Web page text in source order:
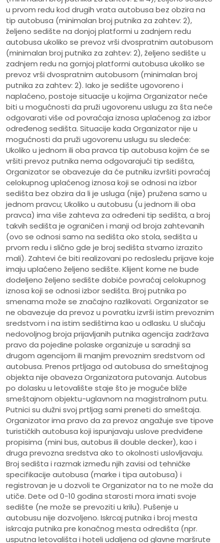
u prvom redu kod drugih vrata autobusa bez obzira na
tip autobusa (minimalan broj putnika za zahtev: 2),
željeno sedište na donjoj platformi u zadnjem redu
autobusa ukoliko se prevoz vrši dvospratnim autobusom
(minimalan broj putnika za zahtev: 2), željeno sedište u
zadnjem redu na gornjoj platformi autobusa ukoliko se
prevoz vrši dvospratnim autobusom (minimalan broj
putnika za zahtev: 2). Iako je sedište ugovoreno i
naplaćeno, postoje situacije u kojima Organizator neće
biti u mogućnosti da pruži ugovorenu uslugu za šta neće
odgovarati više od povraćaja iznosa uplaćenog za izbor
određenog sedišta. Situacije kada Organizator nije u
mogućnosti da pruži ugovorenu uslugu su sledeće:
Ukoliko u jednom ili oba pravca tip autobusa kojim će se
vršiti prevoz putnika nema odgovarajući tip sedišta,
Organizator se obavezuje da će putniku izvršiti povraćaj
celokupnog uplaćenog iznosa koji se odnosi na izbor
sedišta bez obzira da li je usluga (nije) pružena samo u
jednom pravcu; Ukoliko u autobusu (u jednom ili oba
pravca) ima više zahteva za određeni tip sedišta, a broj
takvih sedišta je ograničen i manji od broja zahtevanih
(ovo se odnosi samo na sedišta oko stola, sedišta u
prvom redu i slično gde je broj sedišta stvarno izrazito
mali). Zahtevi će biti realizovani po redosledu prijave koje
imaju uplaćeno željeno sedište. Klijent kome ne bude
dodeljeno željeno sedište dobiće povraćaj celokupnog
iznosa koji se odnosi izbor sedišta. Broj putnika po
smenama može se značajno razlikovati. Organizator se
ne obavezuje da prevoz u povratku izvrši istim prevoznim
sredstvom i na istim sedištima kao u odlasku. U slučaju
nedovoljnog broja prijavljanih putnika agencija zadržava
pravo da pojedine polaske organizuje u saradnji sa
drugom agencijom ili manjim prevoznim sredstvom od
autobusa. Prenos prtljaga od autobusa do smeštajnog
objekta nije obaveza Organizatora putovanja. Autobus
po dolasku u letovalište staje što je moguće bliže
smeštajnom objektu-uglavnom na magistralnom putu.
Putnici su dužni svoj prtljag sami preneti do smeštaja.
Organizator ima pravo da za prevoz angažuje sve tipove
turističkih autobusa koji ispunjavaju uslove predviđene
propisima (mini bus, autobus ili double decker), kao i
druga prevozna sredstva ako to okolnosti uslovljavaju.
Broj sedišta i razmak između njih zavisi od tehničke
specifikacije autobusa (marke i tipa autobusa) i
registrovan je u dozvoli te Organizator na to ne može da
utiče. Dete od 0-10 godina starosti mora imati svoje
sedište (ne može se prevoziti u krilu). Pušenje u
autobusu nije dozvoljeno. Iskrcaj putnika i broj mesta
iskrcaja putnika pre konačnog mesta odredišta (npr.
usputna letovališta i hoteli udaljena od glavne maršrute